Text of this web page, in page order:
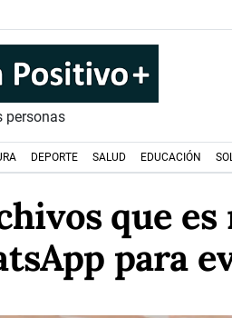
personas
DEPORTE SALUD EDUCACIÓN
que
para